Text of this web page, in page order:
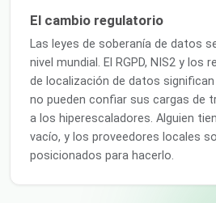
El cambio regulatorio
Las leyes de soberanía de datos
nivel mundial. El RGPD, NIS2 y los
de localización de datos
no pueden confiar sus cargas de
a los hiperescaladores. Alguien
vacío, y los proveedores locales
posicionados para hacerlo.